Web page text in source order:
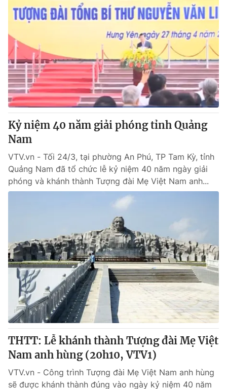
Kỷ niệm 40 năm giải phóng tỉnh Quảng
Nam
VTV.vn - Tối 24/3, tại phường An Phú, TP Tam Kỳ, tỉnh
Quảng Nam đã tổ chức lễ kỷ niệm 40 năm ngày giải
phóng và khánh thành Tượng đài Mẹ Việt Nam anh...
THTT: Lễ khánh thành Tượng đài Mẹ Việt
Nam anh hùng (20h10, VTV1)
VTV.vn - Công trình Tượng đài Mẹ Việt Nam anh hùng
sẽ được khánh thành đúng vào ngày kỷ niệm 40 năm